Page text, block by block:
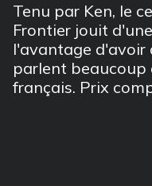
Tenu par Ken, le
Frontier jouit
l'avantage d'avoir
parlent beaucoup
français. Prix